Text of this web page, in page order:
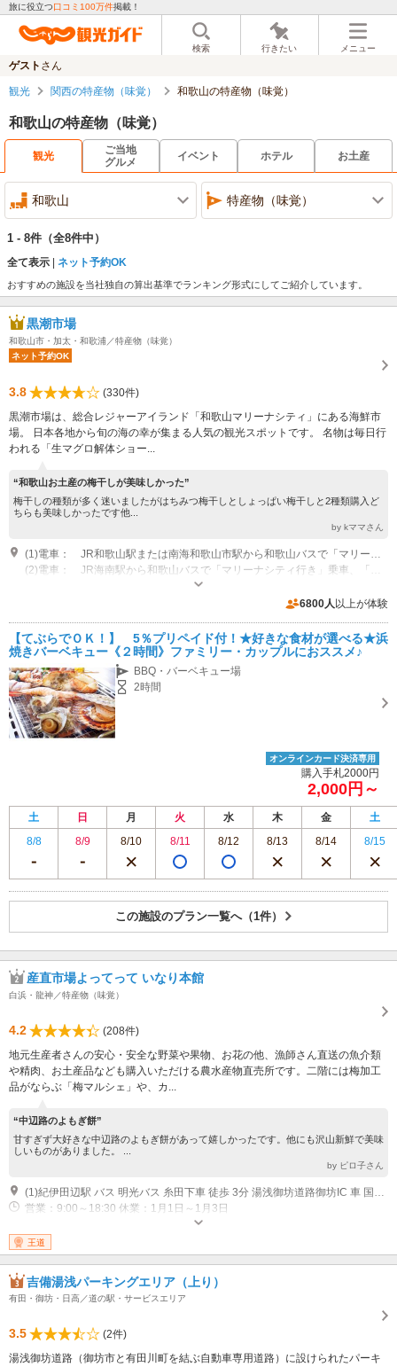
旅に役立つ口コミ100万件掲載！
検索 行きたい メニュー
ゲスト さん
観光 関西の特産物（味覚） 和歌山の特産物（味覚）
和歌山の特産物（味覚）
観光
ご当地
グルメ
イベント ホテル お土産
和歌山 特産物（味覚）
1 - 8件 （全8件中）
全て表示 ネット予約OK
おすすめの施設を当社独自の算出基準でランキング形式にしてご紹介しています。
黒潮市場
和歌山市・加太・和歌浦／特産物（味覚）
ネット予約OK
3.8
(330件)
黒潮市場は、総合レジャーアイランド「和歌山マリーナシティ」にある海鮮市
場。 日本各地から旬の海の幸が集まる人気の観光スポットです。 名物は毎日行
われる「生マグロ解体ショー...
“和歌山お土産の梅干しが美味しかった”
梅干しの種類が多く迷いましたがはちみつ梅干しとしょっぱい梅干しと2種類購入ど
ちらも美味しかったです他...
by kママさん
営業時間：11:00a.m.～4:00pm（2:00p.m.最終受付） 休業日：年内無休
6800人 以上が体験
【てぶらでＯＫ！】 5％プリペイド付！★好きな食材が選べる★浜
焼きバーベキュー《２時間》ファミリー・カップルにおススメ♪
BBQ・バーベキュー場
2時間
オンラインカード決済専用
購入手札2000円
2,000円～
土 日 月 火 水 木 金
土
8/8
8/9 8/10 8/11 8/12 8/13 8/14 8/15
この施設のプラン一覧へ（1件）
産直市場よってって いなり本館
白浜・龍神／特産物（味覚）
4.2
(208件)
地元生産者さんの安心・安全な野菜や果物、お花の他、漁師さん直送の魚介類
や精肉、お土産品なども購入いただける農水産物直売所です。二階には梅加工
品がならぶ「梅マルシェ」や、カ...
“中辺路のよもぎ餅”
甘すぎず大好きな中辺路のよもぎ餅があって嬉しかったです。他にも沢山新鮮で美味
しいものがありました。 ...
by ピロ子さん
営業：9:00～18:30 休業：1月1日～1月3日
王道
吉備湯浅パーキングエリア（上り）
有田・御坊・日高／道の駅・サービスエリア
3.5
(2件)
湯浅御坊道路（御坊市と有田川町を結ぶ自動車専用道路）に設けられたパーキ